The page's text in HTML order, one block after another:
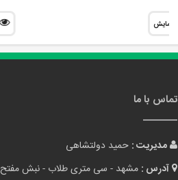
نمایش
تماس با ما
مدیریت : حمید دولتشاهی
آدرس : مشهد - سی متری طلاب - نبش مفتح 5 - فروشگاه میشه خرید